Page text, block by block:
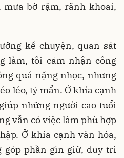
mưa bờ rậm, rãnh khoai,
kể chuyện, quan sát
làm, tôi cảm nhận công
quá nặng nhọc, nhưng
léo, tỷ mẩn. Ở khía cạnh
những người cao tuổi
vẫn có việc làm phù hợp
Ở khía cạnh văn hóa,
góp phần gìn giữ, duy trì